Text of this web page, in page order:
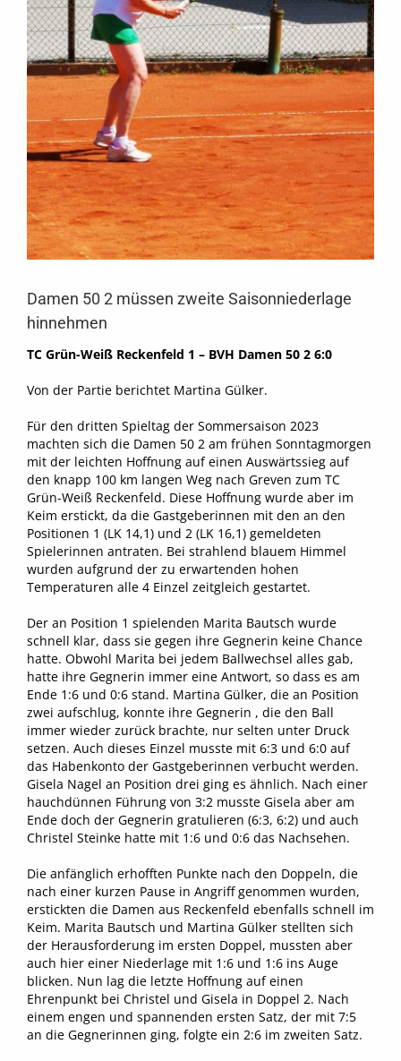
Damen 50 2 müssen zweite Saisonniederlage
hinnehmen
TC Grün-Weiß Reckenfeld 1 – BVH Damen 50 2 6:0
Von der Partie berichtet Martina Gülker.
Für den dritten Spieltag der Sommersaison 2023
machten sich die Damen 50 2 am frühen Sonntagmorgen
mit der leichten Hoffnung auf einen Auswärtssieg auf
den knapp 100 km langen Weg nach Greven zum TC
Grün-Weiß Reckenfeld. Diese Hoffnung wurde aber im
Keim erstickt, da die Gastgeberinnen mit den an den
Positionen 1 (LK 14,1) und 2 (LK 16,1) gemeldeten
Spielerinnen antraten. Bei strahlend blauem Himmel
wurden aufgrund der zu erwartenden hohen
Temperaturen alle 4 Einzel zeitgleich gestartet.
Der an Position 1 spielenden Marita Bautsch wurde
schnell klar, dass sie gegen ihre Gegnerin keine Chance
hatte. Obwohl Marita bei jedem Ballwechsel alles gab,
hatte ihre Gegnerin immer eine Antwort, so dass es am
Ende 1:6 und 0:6 stand. Martina Gülker, die an Position
zwei aufschlug, konnte ihre Gegnerin , die den Ball
immer wieder zurück brachte, nur selten unter Druck
setzen. Auch dieses Einzel musste mit 6:3 und 6:0 auf
das Habenkonto der Gastgeberinnen verbucht werden.
Gisela Nagel an Position drei ging es ähnlich. Nach einer
hauchdünnen Führung von 3:2 musste Gisela aber am
Ende doch der Gegnerin gratulieren (6:3, 6:2) und auch
Christel Steinke hatte mit 1:6 und 0:6 das Nachsehen.
Die anfänglich erhofften Punkte nach den Doppeln, die
nach einer kurzen Pause in Angriff genommen wurden,
erstickten die Damen aus Reckenfeld ebenfalls schnell im
Keim. Marita Bautsch und Martina Gülker stellten sich
der Herausforderung im ersten Doppel, mussten aber
auch hier einer Niederlage mit 1:6 und 1:6 ins Auge
blicken. Nun lag die letzte Hoffnung auf einen
Ehrenpunkt bei Christel und Gisela in Doppel 2. Nach
einem engen und spannenden ersten Satz, der mit 7:5
an die Gegnerinnen ging, folgte ein 2:6 im zweiten Satz.